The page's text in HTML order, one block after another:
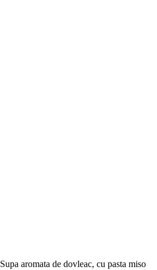
Supa aromata de dovleac, cu pasta miso